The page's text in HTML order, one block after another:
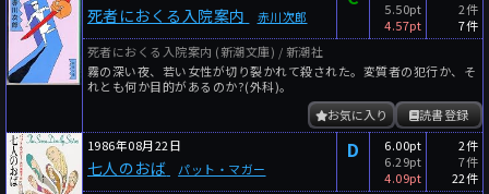
絞り込みリセット
死者におくる入院案内 赤川次郎
5.50pt
4.57pt
2件
7件
死者におくる入院案内 (新潮文庫) / 新潮社
霧の深い夜、若い女性が切り裂かれて殺された。変質者の犯行か、そ
れとも何か目的があるのか?(外科)。
読書登録
お気に入り
1986年08月22日
七人のおば パット・マガー
D
6.00pt
6.29pt
4.09pt
2件
7件
22件